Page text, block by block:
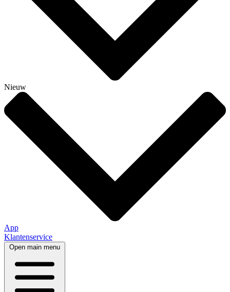
Nieuw
App
Klantenservice
Open main menu